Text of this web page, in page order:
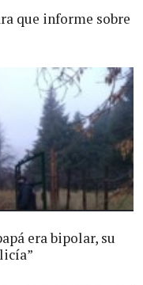
que informe sobre
era bipolar, su